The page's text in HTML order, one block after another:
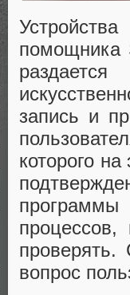
помощника
запись и
которого
процессов,
вопрос